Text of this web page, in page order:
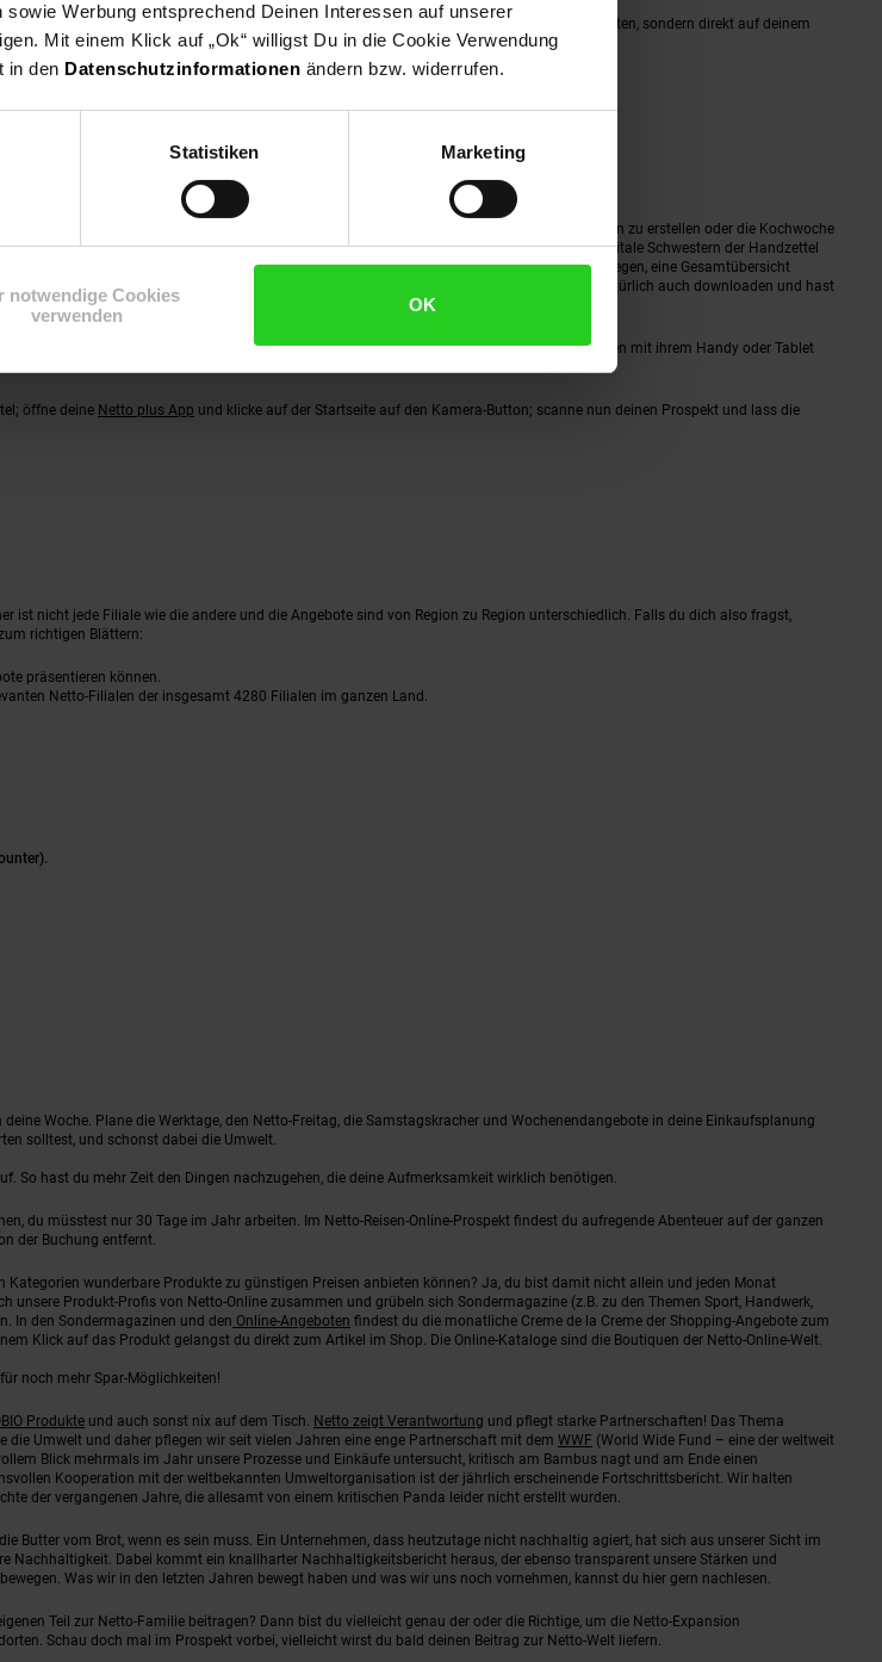
Werbung entsprechend Deinen Interessen auf unserer
Mit einem Klick auf „Ok“ willigst Du in die Cookie Verwendung
in den Datenschutzinformationen ändern bzw. widerrufen.
Statistiken Marketing
notwendige Cookies
verwenden
OK
unserer wunderschönen Erde auch nicht besser. Besser also: Keine Prospekte im Briefkasten, sondern direkt auf deinem
Prospekte zu wälzen, die neuesten
zu durchforsten, einen Einkaufsplan zu erstellen oder die Kochwoche
heißt: Online mit der Maus zu blättern. Du findest unsere Prospekte als genau gleiche digitale Schwestern der Handzettel
in die Seiten zoomen, wenn dir die Darstellung zu klein ist. Du kannst dir Lesezeichen anlegen, eine Gesamtübersicht
über diese Produkte oder weitere Aktionen. Zu guter Letzt kannst du das Prospekt natürlich auch downloaden und hast
auf dein mobiles Endgerät herunter - Nutzer der Netto plus App können mit ihrem Handy oder Tablet
öffne deine Netto plus App und klicke auf der Startseite auf den Kamera-Button; scanne nun deinen Prospekt und lass die
ist nicht jede Filiale wie die andere und die Angebote sind von Region zu Region unterschiedlich. Falls du dich also fragst,
richtigen Blättern:
präsentieren können.
Netto-Filialen der insgesamt 4280 Filialen im ganzen Land.
Woche. Plane die Werktage, den Netto-Freitag, die Samstagskracher und Wochenendangebote in deine Einkaufsplanung
solltest, und schonst dabei die Umwelt.
So hast du mehr Zeit den Dingen nachzugehen, die deine Aufmerksamkeit wirklich benötigen.
du müsstest nur 30 Tage im Jahr arbeiten. Im Netto-Reisen-Online-Prospekt findest du aufregende Abenteuer auf der ganzen
der Buchung entfernt.
wunderbare Produkte zu günstigen Preisen anbieten können? Ja, du bist damit nicht allein und jeden Monat
Produkt-Profis von Netto-Online zusammen und grübeln sich Sondermagazine (z.B. zu den Themen Sport, Handwerk,
In den Sondermagazinen und den Online-Angeboten findest du die monatliche Creme de la Creme der Shopping-Angebote zum
Klick auf das Produkt gelangst du direkt zum Artikel im Shop. Die Online-Kataloge sind die Boutiquen der Netto-Online-Welt.
für noch mehr Spar-Möglichkeiten!
Produkte und auch sonst nix auf dem Tisch. Netto zeigt Verantwortung und pflegt starke Partnerschaften! Das Thema
die Umwelt und daher pflegen wir seit vielen Jahren eine enge Partnerschaft mit dem WWF (World Wide Fund – eine der weltweit
Blick mehrmals im Jahr unsere Prozesse und Einkäufe untersucht, kritisch am Bambus nagt und am Ende einen
Kooperation mit der weltbekannten Umweltorganisation ist der jährlich erscheinende Fortschrittsbericht. Wir halten
der vergangenen Jahre, die allesamt von einem kritischen Panda leider nicht erstellt wurden.
vom Brot, wenn es sein muss. Ein Unternehmen, dass heutzutage nicht nachhaltig agiert, hat sich aus unserer Sicht im
Dabei kommt ein knallharter Nachhaltigkeitsbericht heraus, der ebenso transparent unsere Stärken und
Was wir in den letzten Jahren bewegt haben und was wir uns noch vornehmen, kannst du hier gern nachlesen.
Teil zur Netto-Familie beitragen? Dann bist du vielleicht genau der oder die Richtige, um die Netto-Expansion
Schau doch mal im Prospekt vorbei, vielleicht wirst du bald deinen Beitrag zur Netto-Welt liefern.